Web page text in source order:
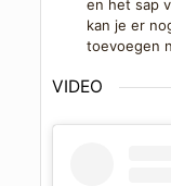
en het sap
kan je er
toevoegen
VIDEO